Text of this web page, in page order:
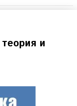
и